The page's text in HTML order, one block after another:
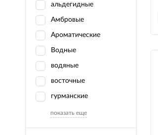
альдегидные
Амбровые
Ароматические
Водные
водяные
восточные
гурманские
показать еще